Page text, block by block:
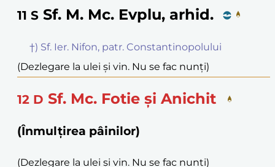
11 S Sf. M. Mc. Evplu, arhid.
†) Sf. Ier. Nifon, patr. Constantinopolului
(Dezlegare la ulei și vin. Nu se fac nunți)
12 D Sf. Mc. Fotie și Anichit
(Înmulțirea pâinilor)
(Dezlegare la ulei și vin. Nu se fac nunți)